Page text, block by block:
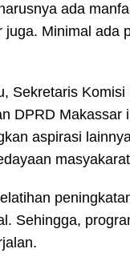
ada
juga. Minimal ada
Sekretaris Komisi
DPRD Makassar
aspirasi
Sehingga,